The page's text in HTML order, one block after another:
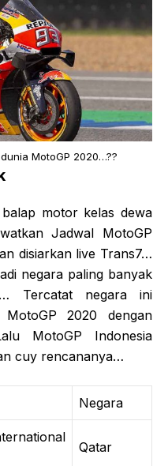
MotoGP 2020…??
motor kelas dewa
Jadwal MotoGP
disiarkan live Trans7…
negara paling banyak
Tercatat negara ini
2020 dengan
MotoGP Indonesia
cuy rencananya…
Negara
Qatar